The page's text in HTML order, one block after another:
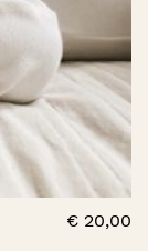
€ 20,00